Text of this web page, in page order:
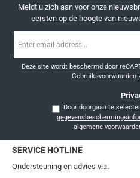
Meldt u zich aan voor onze
eersten op de hoogte van
mailadres
Deze site wordt beschermd door
Gebruiksvoorwaarden
algemene
SERVICE HOTLINE
Ondersteuning en advies via: